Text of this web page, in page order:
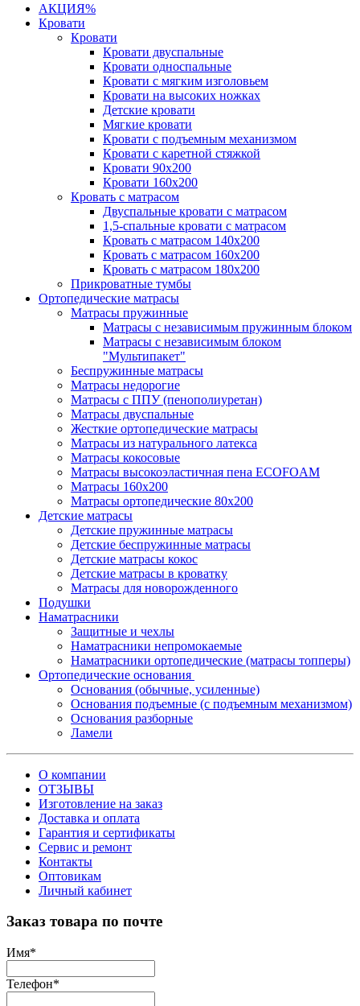
АКЦИЯ%
Кровати
Кровати
Кровати двуспальные
Кровати односпальные
Кровати с мягким изголовьем
Кровати на высоких ножках
Детские кровати
Мягкие кровати
Кровати с подъемным механизмом
Кровати с каретной стяжкой
Кровати 90х200
Кровати 160х200
Кровать с матрасом
Двуспальные кровати с матрасом
1,5-спальные кровати с матрасом
Кровать с матрасом 140х200
Кровать с матрасом 160х200
Кровать с матрасом 180х200
Прикроватные тумбы
Ортопедические матрасы
Матрасы пружинные
Матрасы с независимым пружинным блоком
Матрасы с независимым блоком
"Мультипакет"
Беспружинные матрасы
Матрасы недорогие
Матрасы с ППУ (пенополиуретан)
Матрасы двуспальные
Жесткие ортопедические матрасы
Матрасы из натурального латекса
Матрасы кокосовые
Матрасы высокоэластичная пена ECOFOAM
Матрасы 160х200
Матрасы ортопедические 80х200
Детские матрасы
Детские пружинные матрасы
Детские беспружинные матрасы
Детские матрасы кокос
Детские матрасы в кроватку
Матрасы для новорожденного
Подушки
Наматрасники
Защитные и чехлы
Наматрасники непромокаемые
Наматрасники ортопедические (матрасы топперы)
Ортопедические основания
Основания (обычные, усиленные)
Основания подъемные (с подъемным механизмом)
Основания разборные
Ламели
О компании
ОТЗЫВЫ
Изготовление на заказ
Доставка и оплата
Гарантия и сертификаты
Сервис и ремонт
Контакты
Оптовикам
Личный кабинет
Заказ товара по почте
Имя*
Телефон*